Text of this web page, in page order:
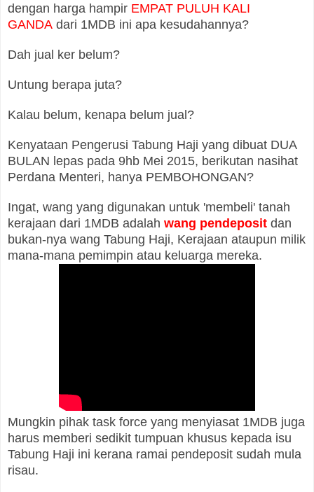
dengan harga hampir EMPAT PULUH KALI
GANDA dari 1MDB ini apa kesudahannya?
Dah jual ker belum?
Untung berapa juta?
Kalau belum, kenapa belum jual?
Kenyataan Pengerusi Tabung Haji yang dibuat DUA
BULAN lepas pada 9hb Mei 2015, berikutan nasihat
Perdana Menteri, hanya PEMBOHONGAN?
Ingat, wang yang digunakan untuk 'membeli' tanah
kerajaan dari 1MDB adalah wang pendeposit dan
bukan-nya wang Tabung Haji, Kerajaan ataupun milik
mana-mana pemimpin atau keluarga mereka.
Mungkin pihak task force yang menyiasat 1MDB juga
harus memberi sedikit tumpuan khusus kepada isu
Tabung Haji ini kerana ramai pendeposit sudah mula
risau.